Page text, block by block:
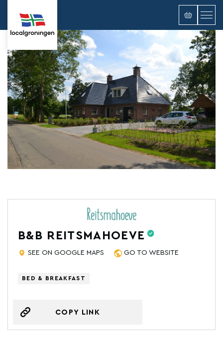
B&B REITSMAHOEVE
SEE ON GOOGLE MAPS GO TO WEBSITE
BED & BREAKFAST
COPY LINK